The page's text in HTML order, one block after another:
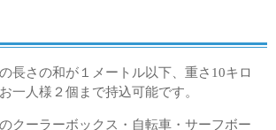
長さの和が１メートル以下、重さ10キロ
一人様２個まで持込可能です。
クーラーボックス・自転車・サーフボー